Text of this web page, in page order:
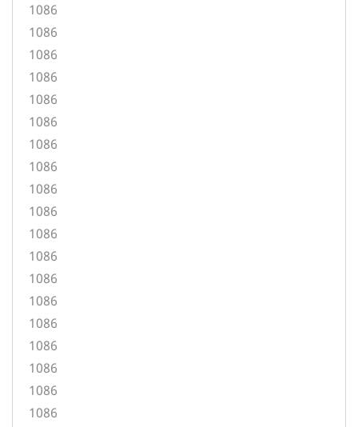
1086
1086
1086
1086
1086
1086
1086
1086
1086
1086
1086
1086
1086
1086
1086
1086
1086
1086
1086